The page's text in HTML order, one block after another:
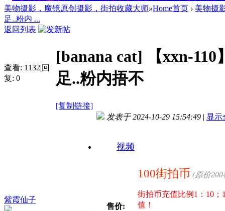
1、每天签到街拍币免费领；点
好消息限时66元升级VIP！赠
1、每天签到街拍币免费领；点
好消息限时66元升级VIP！赠
1、每天签到街拍币免费领；点
1、每天签到街拍币免费领；点
好消息限时66元升级VIP！赠
1、每天签到街拍币免费领；点
美物摄影，魔镜原创摄影，街拍收藏大师»Home首页 › 美物摄
足..粉内 ...
返回列表
查看: 1132|回
复: 0
[banana cat]
【xxn-
足..粉内捂不
[复制链接]
紫霞仙子
发表于 2024-10-29 15:54:49 | 显示
视频
售价:
100街拍币 (原价
街拍币充值比例1：10
值！